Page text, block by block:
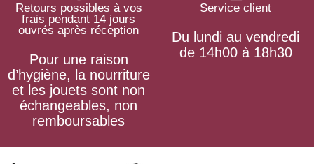
Retours possibles à vos
frais pendant 14 jours
ouvrés après réception
Pour une raison
d’hygiène, la nourriture
et les jouets sont non
échangeables, non
remboursables
Service client
Du lundi au vendredi
de 14h00 à 18h30